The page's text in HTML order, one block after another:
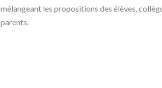
mélangeant les propositions des élèves,
parents.